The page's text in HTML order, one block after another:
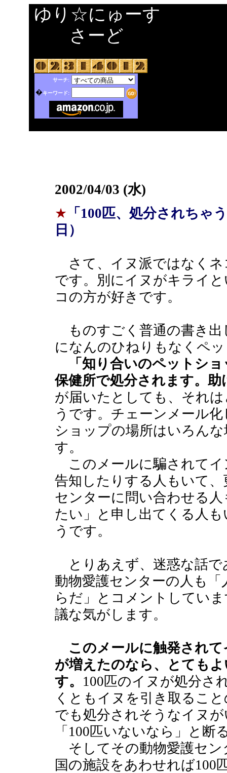
ゆり☆にゅーす
さーど
サーチ:
�キーワード:
2002/04/03 (水)
★ 「100匹、処分されち
日）
さて、イヌ派ではなくネ
です。別にイヌがキライ
コの方が好きです。
ものすごく普通の書き出
になんのひねりもなくペ
「知り合いのペットシ
保健所で処分されます。
が届いたとしても、それ
うです。チェーンメール
ショップの場所はいろん
す。
このメールに騙されてイ
告知したりする人もいて
センターに問い合わせる
たい」と申し出てくる人
うです。
とりあえず、迷惑な話で
動物愛護センターの人も
らだ」とコメントしてい
議な気がします。
このメールに触発され
が増えたのなら、とても
す。 100匹のイヌが処分さ
くともイヌを引き取るこ
でも処分されそうなイヌ
「100匹いないなら」と
そしてその動物愛護セン
国の施設をあわせれば100